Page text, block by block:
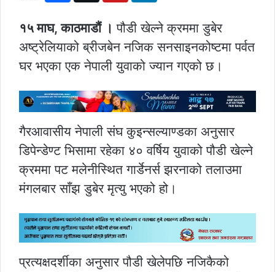
१५ माघ, काठमाडौं । पौडी खेल्ने क्रममा डुबेर
अष्ट्रेलियाको ब्रीजबेन नजिक सनसाइनकोष्टमा पर्वत
घर भएका एक नेपाली युवाको ज्यान गएको छ।
गैरआवासीय नेपाली संघ कुइन्सल्याण्डका अनुसार
डिपेन्डेण्ट भिसामा रहेका ४० वर्षिय युवाको पौडी खेल्ने
क्रममा पट मलेनीस्थित गार्डेनर्स झरनाको तलाउमा
मंगलबार साँझ डुबेर मृत्यु भएको हो।
प्रत्यक्षदर्शीका अनुसार पौडी खेलेपछि नजिकैको